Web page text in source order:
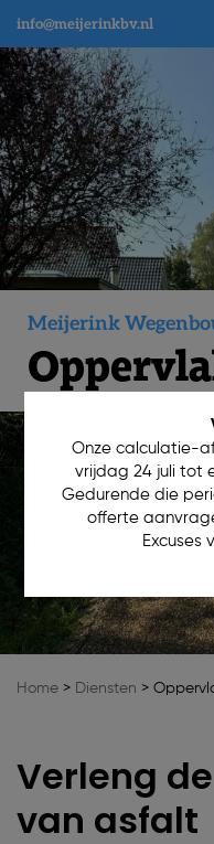
info@meijerinkbv.nl
Meijerink
Home > Diensten >
Verleng
van asfalt
Onze calculatie-
vrijdag 24 juli tot
Gedurende die
offerte
Excuses